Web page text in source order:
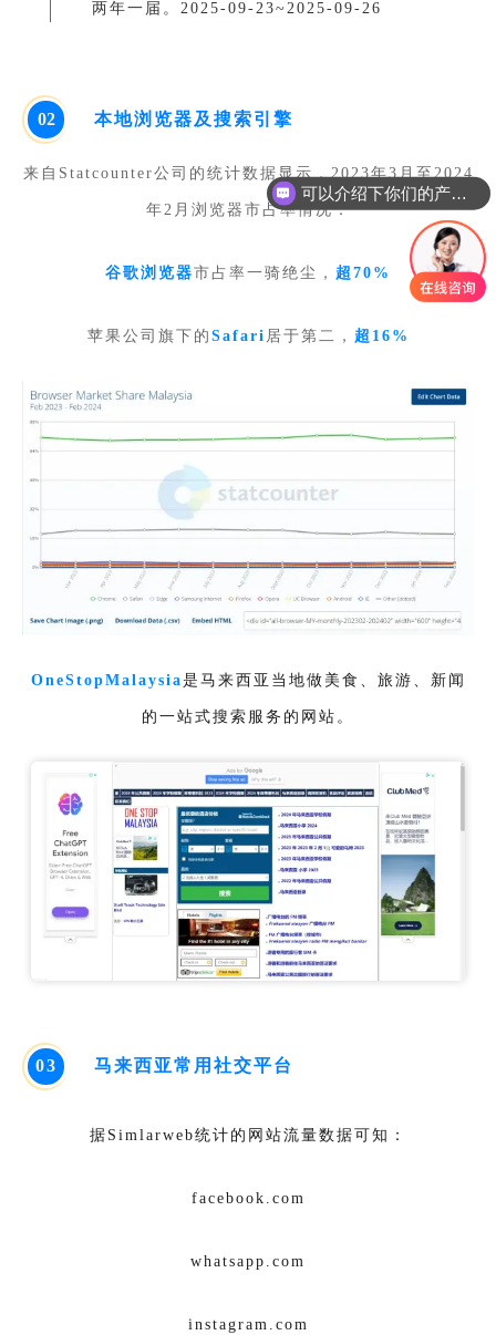
两年一届。 2025-09-23~2025-09-26
02 本地浏览器及搜索引擎
来自Statcounter公司的统计数据显示，2023年3月至2024
年2月浏览器市占率情况：
谷歌浏览器市占率一骑绝尘， 超70%
苹果公司旗下的 Safari 居于第二， 超16%
OneStopMalaysia是马来西亚当地做美食、旅游、新闻
的一站式搜索服务的网站。
03 马来西亚常用社交平台
据Simlarweb统计的网站流量数据可知：
facebook.com
whatsapp.com
instagram.com
你们是怎么收费的呢